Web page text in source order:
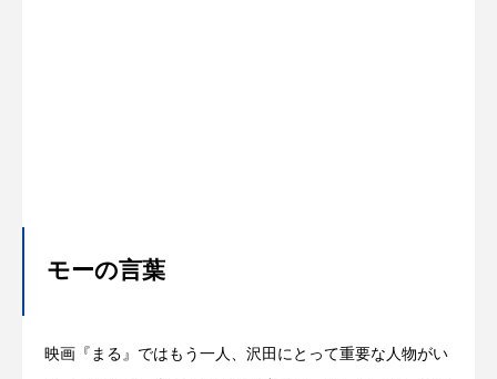
モーの言葉
映画『まる』ではもう一人、沢田にとって重要な人物がい